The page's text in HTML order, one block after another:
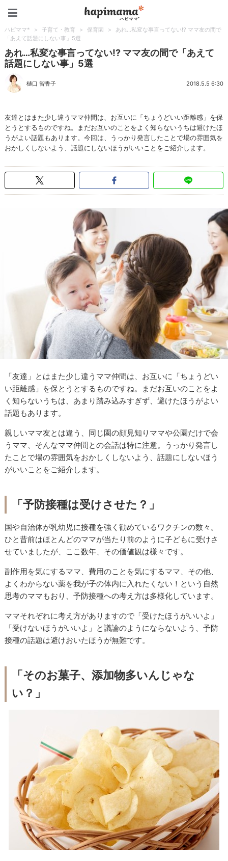
ハピママ* > 子育て・教育 > 保育園 >
あれ…私変な事言ってない!? ママ友の間で
「あえて話題にしない事」5選
あれ…私変な事言ってない!? ママ友の間で「あえて
話題にしない事」5選
樋口 智香子 2018.5.5 6:30
友達とはまた少し違うママ仲間は、お互いに「ちょうどいい距離感」を保
とうとするものですね。まだお互いのことをよく知らないうちは避けたほ
うがよい話題もあります。今回は、うっかり発言したことで場の雰囲気を
おかしくしないよう、話題にしないほうがいいことをご紹介します。
「友達」とはまた少し違うママ仲間は、お互いに「ちょうどい
い距離感」を保とうとするものですね。まだお互いのことをよ
く知らないうちは、あまり踏み込みすぎず、避けたほうがよい
話題もあります。
親しいママ友とは違う、同じ園の顔見知りママや公園だけで会
うママ、そんなママ仲間との会話は特に注意。うっかり発言し
たことで場の雰囲気をおかしくしないよう、話題にしないほう
がいいことをご紹介します。
「予防接種は受けさせた？」
国や自治体が乳幼児に接種を強く勧めているワクチンの数々。
ひと昔前はほとんどのママが当たり前のように子どもに受けさ
せていましたが、ここ数年、その価値観は様々です。
副作用を気にするママ、費用のことを気にするママ、その他、
よくわからない薬を我が子の体内に入れたくない！という自然
思考のママもおり、予防接種への考え方は多様化しています。
ママそれぞれに考え方がありますので「受けたほうがいいよ」
「受けないほうがいいよ」と議論のようにならないよう、予防
接種の話題は避けおいたほうが無難です。
「そのお菓子、添加物多いんじゃな
い？」